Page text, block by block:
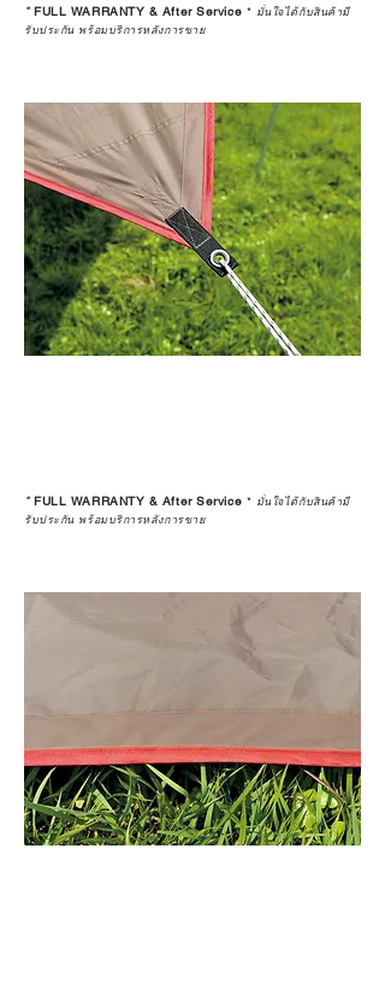
*FULL WARRANTY & After Service * มั่นใจได้กับสินค้ามี
รับประกัน พร้อมบริการหลังการขาย
*FULL WARRANTY & After Service * มั่นใจได้กับสินค้ามี
รับประกัน พร้อมบริการหลังการขาย